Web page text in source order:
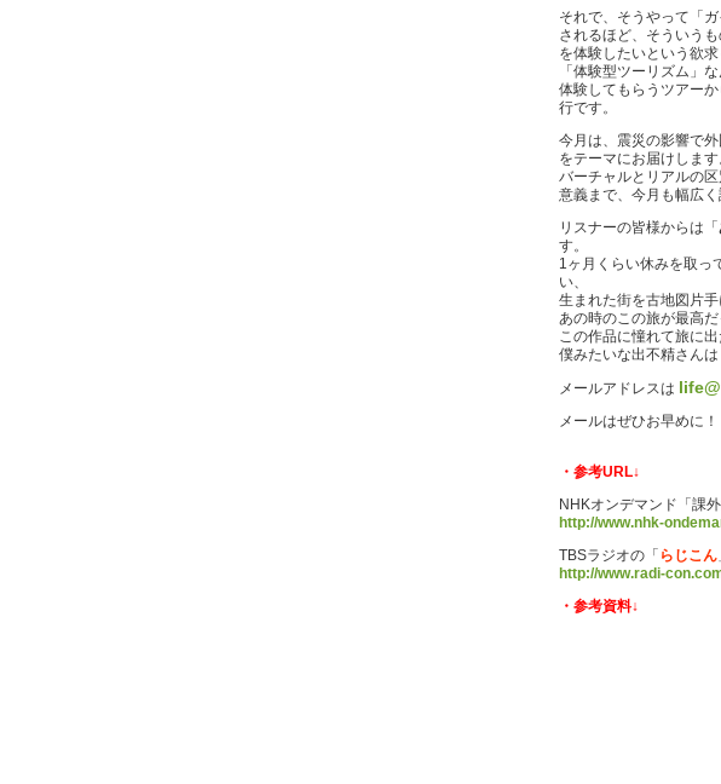
それで、そうやって「
されるほど、そういう
を体験したいという欲求
「体験型ツーリズム」
体験してもらうツアー
行です。
今月は、震災の影響で
をテーマにお届けしま
バーチャルとリアルの
意義まで、今月も幅広く
リスナーの皆様からは「
す。
1ヶ月くらい休みを取っ
い、
生まれた街を古地図片
あの時のこの旅が最高
この作品に憧れて旅に
僕みたいな出不精さん
メールアドレスは
メールはぜひお早めに！
・参考URL↓
NHKオンデマンド「
http://www.nhk-
TBSラジオの「 らじこん
http://www.radi-
・参考資料↓